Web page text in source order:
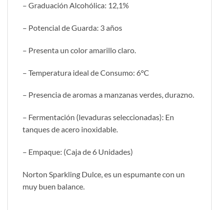
– Graduación Alcohólica: 12,1%
– Potencial de Guarda: 3 años
– Presenta un color amarillo claro.
– Temperatura ideal de Consumo: 6°C
– Presencia de aromas a manzanas verdes, durazno.
– Fermentación (levaduras seleccionadas): En
tanques de acero inoxidable.
– Empaque: (Caja de 6 Unidades)
Norton Sparkling Dulce, es un espumante con un
muy buen balance.